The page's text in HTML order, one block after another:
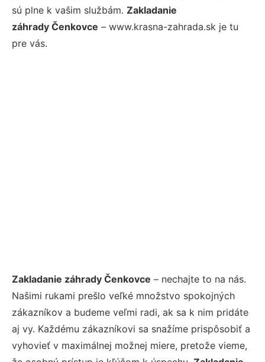
sú plne k vašim službám. Zakladanie
záhrady Čenkovce – www.krasna-zahrada.sk je tu
pre vás.
Zakladanie záhrady Čenkovce – nechajte to na nás.
Našimi rukami prešlo veľké množstvo spokojných
zákazníkov a budeme veľmi radi, ak sa k nim pridáte
aj vy. Každému zákazníkovi sa snažíme prispôsobiť a
vyhovieť v maximálnej možnej miere, pretože vieme,